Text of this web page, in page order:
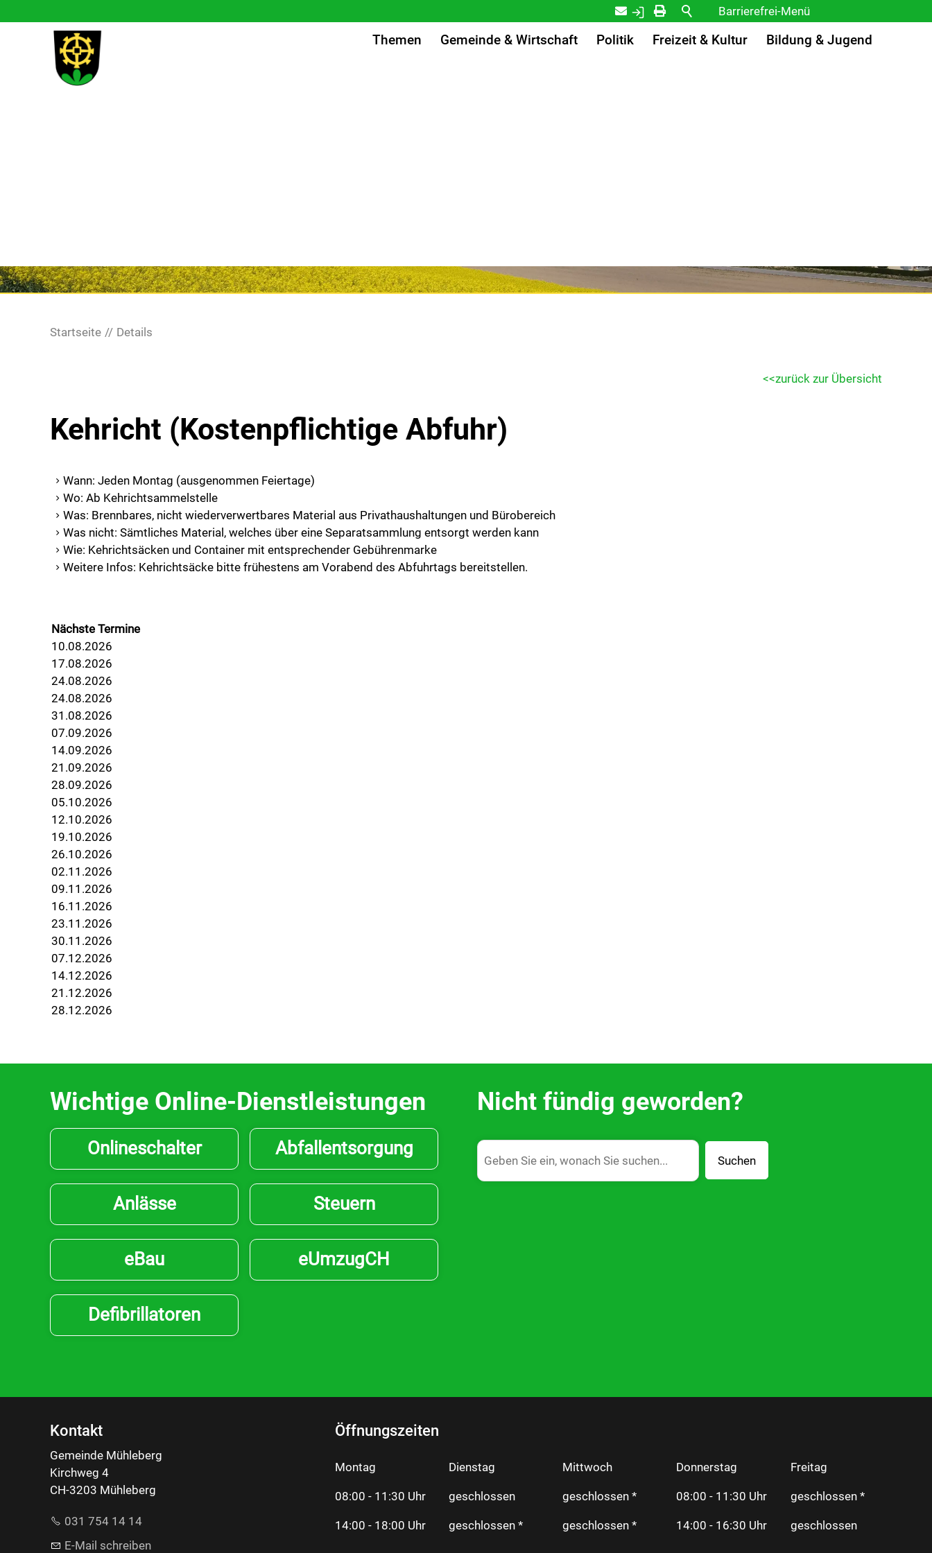
Barrierefrei-Menü
Powered by Weblication® CMS
Kontakt
LoginDrucken
Themen Gemeinde & Wirtschaft Politik Freizeit & Kultur Bildung & Jugend
Startseite Details
zurück zur Übersicht
Kehricht (Kostenpflichtige Abfuhr)
Wann: Jeden Montag (ausgenommen Feiertage)
Wo: Ab Kehrichtsammelstelle
Was: Brennbares, nicht wiederverwertbares Material aus Privathaushaltungen und Bürobereich
Was nicht: Sämtliches Material, welches über eine Separatsammlung entsorgt werden kann
Wie: Kehrichtsäcken und Container mit entsprechender Gebührenmarke
Weitere Infos: Kehrichtsäcke bitte frühestens am Vorabend des Abfuhrtags bereitstellen.
Nächste Termine
10.08.2026
17.08.2026
24.08.2026
24.08.2026
31.08.2026
07.09.2026
14.09.2026
21.09.2026
28.09.2026
05.10.2026
12.10.2026
19.10.2026
26.10.2026
02.11.2026
09.11.2026
16.11.2026
23.11.2026
30.11.2026
07.12.2026
14.12.2026
21.12.2026
28.12.2026
Wichtige Online-Dienstleistungen
Onlineschalter Abfallentsorgung
Anlässe Steuern
eBau eUmzugCH
Defibrillatoren
Nicht fündig geworden?
Suchen
Kontakt
Gemeinde Mühleberg
Kirchweg 4
CH-3203 Mühleberg
031 754 14 14
E-Mail schreiben
Öffnungszeiten
Montag
08:00 - 11:30 Uhr
14:00 - 18:00 Uhr
Dienstag
geschlossen
geschlossen *
Mittwoch
geschlossen *
geschlossen *
Donnerstag
08:00 - 11:30 Uhr
14:00 - 16:30 Uhr
Freitag
geschlossen *
geschlossen